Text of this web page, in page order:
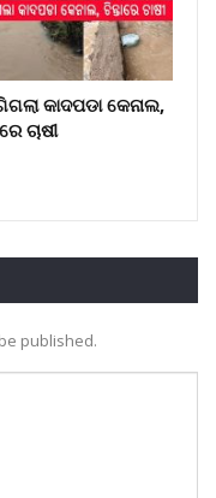
କାଦପଡା କେନାଲ,
ଚାଷୀ
published.